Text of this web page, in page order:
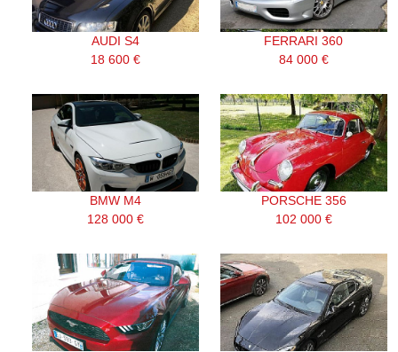
AUDI S4
18 600 €
FERRARI 360
84 000 €
BMW M4
128 000 €
PORSCHE 356
102 000 €